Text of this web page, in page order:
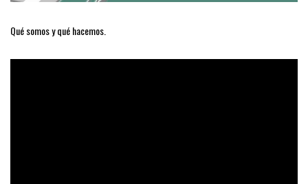
Qué somos y qué hacemos.